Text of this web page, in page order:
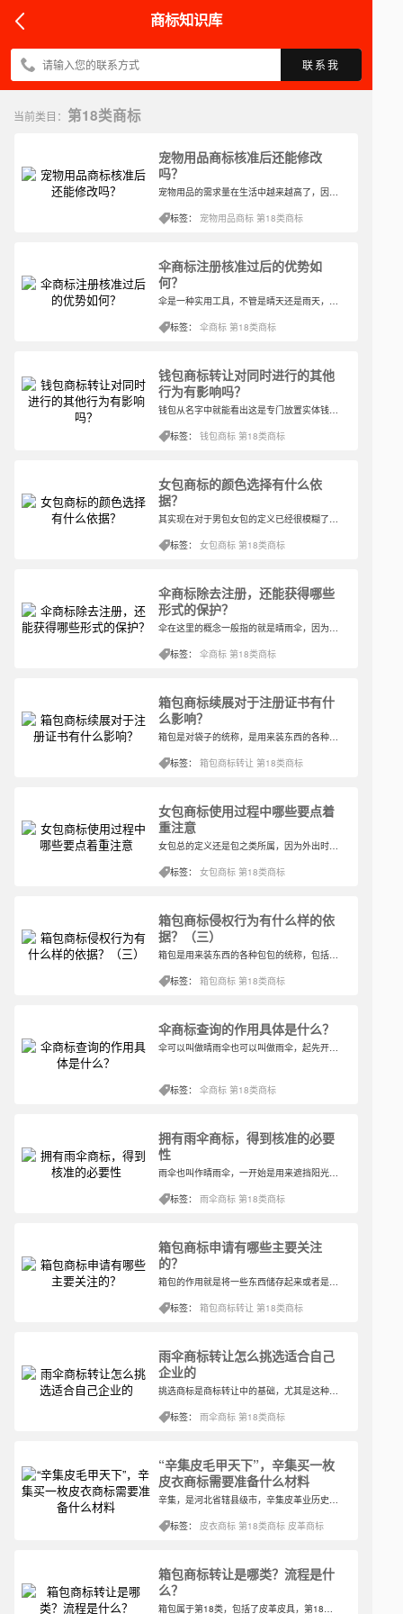
商标知识库
联系我
当前类目： 第18类商标
宠物用品商标核准后还能修改
吗？
宠物用品的需求量在生活中越来越高了，因为这经济发展的现在，人们在衣食无忧之余开始养宠物来充实自己的生活，所以相对的宠物需要用到的用品也受到越来越多人的查找。那么对于宠物用品商标所在的类别应该选择第几类比较合适？
标签： 宠物用品商标 第18类商标
伞商标注册核准过后的优势如
何？
标签：伞商标 第18类商标
钱包商标转让对同时进行的其他
行为有影响吗？
钱包从名字中就能看出这是专门放置实体钱财的物品，一般这样的包身形比较小放在哪里都挺方便的，而且一眼就能认出这是钱包并且在付钱的时候及时使用。不过对于钱包商标所在的类别选择第几类呢？
标签：钱包商标 第18类商标
女包商标的颜色选择有什么依
据？
标签：女包商标 第18类商标
伞商标除去注册，还能获得哪些
形式的保护？
标签：伞商标 第18类商标
箱包商标续展对于注册证书有什
么影响？
箱包是对袋子的统称，是用来装东西的各种包包的统称，包括一般的购物袋、手提包、手拿包、钱包、背包、单肩包、挎包、腰包和多种拉杆箱等。对于箱包商标所在的类别，应该如何选择类别？
标签：箱包商标转让 第18类商标
女包商标使用过程中哪些要点着
重注意
女包总的定义还是包之类所属，因为外出时候，有些需要的东西随手拿着并不是很方便，而且零零碎碎拿在手里也很容易丢失，因此能够装下这些零碎小件的物品就是包包了。那么女包商标的类别应该怎样选择呢？
标签：女包商标 第18类商标
箱包商标侵权行为有什么样的依
据？（三）
箱包是用来装东西的各种包包的统称，包括一般的购物袋、手提包、手拿包、钱包、背包、单肩包、挎包、腰包和多种拉杆箱等。关于箱包商标所在的类别，最合适的是第几类呢？
标签：箱包商标 第18类商标
伞商标查询的作用具体是什么？
伞可以叫做晴雨伞也可以叫做雨伞，起先开始伞的作用就是为了遮阳，后面也渐渐在雨天使用，这也就形成了一伞两用的情况。无论是晴天还是雨天，伞都能为人们阻挡一部分。关于伞商标所在的类别属于的是哪一类呢？
标签：伞商标 第18类商标
拥有雨伞商标，得到核准的必要
性
雨伞也叫作晴雨伞，一开始是用来遮挡阳光的工具，不过后来逐渐也演变成既能遮挡阳光也能隔开雨水的工具。雨伞的前身很早就在我国古代出现，现代对其结构进行改造，更能适应当下的环境，雨伞四季都可以用而且一伞绝对能够多用。关于雨伞商标的类别，大家是否都已经有概念了呢？
标签：雨伞商标 第18类商标
箱包商标申请有哪些主要关注
的？
箱包的作用就是将一些东西储存起来或者是外出时带出去的旅行箱，主要的作用就是装东西之用，可以将零散的东西装起来一起带去同一个地方，也有收纳的作用。关于箱包商标所在的类别，我们仍旧可以用相同的方法查询。
标签：箱包商标转让 第18类商标
雨伞商标转让怎么挑选适合自己
企业的
挑选商标是商标转让中的基础，尤其是这种日常中需要用到的用品。雨伞也可以指晴雨伞，无论是下雨还是晴天，雨伞总不会缺席。所以雨伞几乎是一年四季都与人们的生活息息相关。
标签：雨伞商标 第18类商标
“辛集皮毛甲天下”，辛集买一枚
皮衣商标需要准备什么材料
标签： 皮衣商标 第18类商标 皮革商标
箱包商标转让是哪类？流程是什
么？